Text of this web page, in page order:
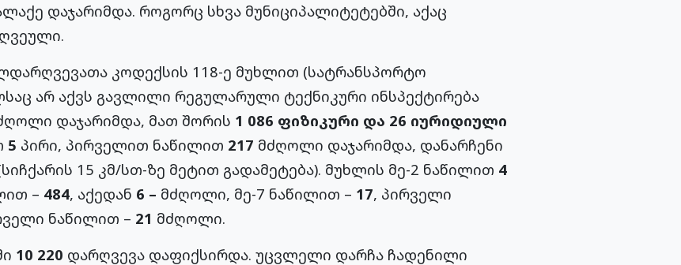
დაჯარიმდა. როგორც სხვა მუნიციპალიტეტებში, აქაც
კოდექსის 118-ე მუხლით (სატრანსპორტო
არ აქვს გავლილი რეგულარული ტექნიკური ინსპექტირება
დაჯარიმდა, მათ შორის 1 086 ფიზიკური და 26 იურიდიული
5 პირი, პირველით ნაწილით 217 მძღოლი დაჯარიმდა, დანარჩენი
15 კმ/სთ-ზე მეტით გადამეტება). მუხლის მე-2 ნაწილით 4
– 484, აქედან 6 – მძღოლი, მე-7 ნაწილით – 17, პირველი
ნაწილით – 21 მძღოლი.
10 220 დარღვევა დაფიქსირდა. უცვლელი დარჩა ჩადენილი